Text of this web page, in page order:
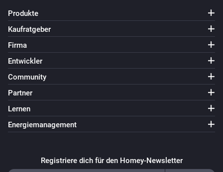
Door/Window Sensor Gen5
Der Sabotage-Alarm ist ausgegangen
Der Kontakt-Alarm ist angegangen
Dual Nano Switch (ZW132)
Produkte
Kaufratgeber
Firma
Entwickler
Community
Partner
Lernen
Energiemanagement
Registriere dich für den Homey-Newsletter